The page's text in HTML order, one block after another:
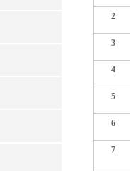
2
3
4
5
6
7